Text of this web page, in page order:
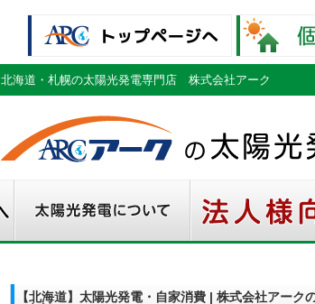
北海道・札幌の太陽光発電専門店 株式会社アーク
【北海道】太陽光発電・自家消費 | 株式会社アー